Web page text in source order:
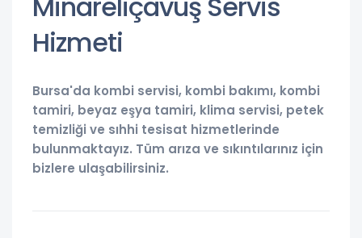
Hizmeti
Bursa'da kombi servisi, kombi bakımı, kombi
tamiri, beyaz eşya tamiri, klima servisi, petek
temizliği ve sıhhi tesisat hizmetlerinde
bulunmaktayız. Tüm arıza ve sıkıntılarınız için
bizlere ulaşabilirsiniz.